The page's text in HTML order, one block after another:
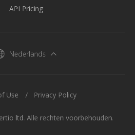
API Pricing
Nederlands
ltd. Alle rechten voorbehouden.
Use Privacy Policy